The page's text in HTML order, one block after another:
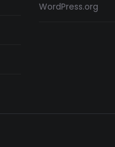
WordPress.org